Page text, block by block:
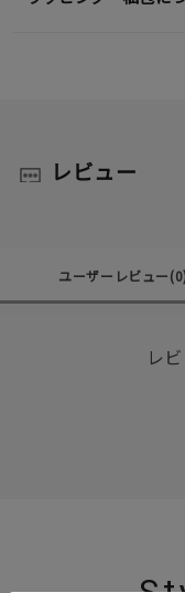
レビュー
ユーザーレビュー
レ